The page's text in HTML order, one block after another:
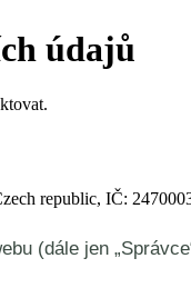
údajů
republic, IČ:
(dále jen